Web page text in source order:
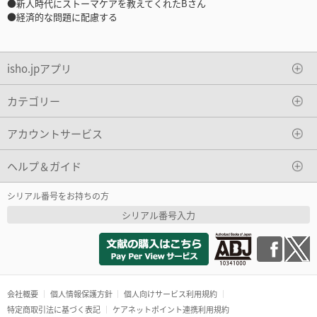
●新人時代にストーマケアを教えてくれたBさん
●経済的な問題に配慮する
isho.jpアプリ
カテゴリー
アカウントサービス
ヘルプ＆ガイド
シリアル番号をお持ちの方
シリアル番号入力
会社概要 個人情報保護方針
個人向けサービス利用規約
特定商取引法に基づく表記
ケアネットポイント連携利用規約